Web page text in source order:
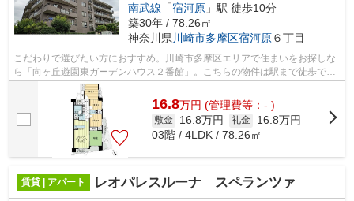
南武線 「宿河原 」駅 徒歩10分
築30年 / 78.26㎡
神奈川県 川崎市多摩区宿河原６丁目
こだわりで選びたい方におすすめ。川崎市多摩区エリアで住まいをお探しな
ら「向ヶ丘遊園東ガーデンハウス２番館」。こちらの物件は駅まで徒歩で12
分で到着します。久地周辺の賃貸情報...
16.8万円 (管理費等：- )
敷金 16.8万円 礼金
16.8万円
03階 / 4LDK / 78.26㎡
賃貸 | アパート レオパレスルーナ スペランツァ